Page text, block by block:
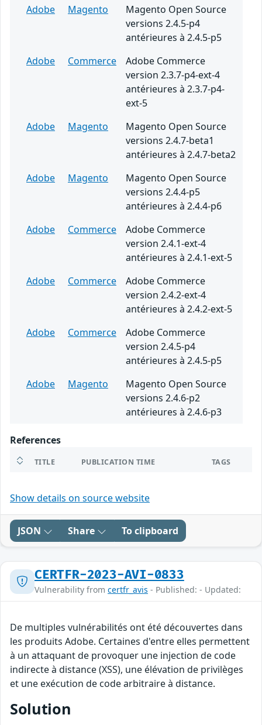
Adobe
Magento
Magento Open Source
versions 2.4.5-p4
antérieures à 2.4.5-p5
Adobe
Commerce
Adobe Commerce
version 2.3.7-p4-ext-4
antérieures à 2.3.7-p4-
ext-5
Adobe
Magento
Magento Open Source
versions 2.4.7-beta1
antérieures à 2.4.7-beta2
Adobe
Magento
Magento Open Source
versions 2.4.4-p5
antérieures à 2.4.4-p6
Adobe
Commerce
Adobe Commerce
version 2.4.1-ext-4
antérieures à 2.4.1-ext-5
Adobe
Commerce
Adobe Commerce
version 2.4.2-ext-4
antérieures à 2.4.2-ext-5
Adobe
Commerce
Adobe Commerce
version 2.4.5-p4
antérieures à 2.4.5-p5
Adobe
Magento
Magento Open Source
versions 2.4.6-p2
antérieures à 2.4.6-p3
References
TITLE PUBLICATION TIME TAGS
Show details on source website
JSON Share To clipboard
CERTFR-2023-AVI-0833
Vulnerability from certfr_avis - Published: - Updated:
De multiples vulnérabilités ont été découvertes dans
les produits Adobe. Certaines d'entre elles permettent
à un attaquant de provoquer une injection de code
indirecte à distance (XSS), une élévation de privilèges
et une exécution de code arbitraire à distance.
Solution